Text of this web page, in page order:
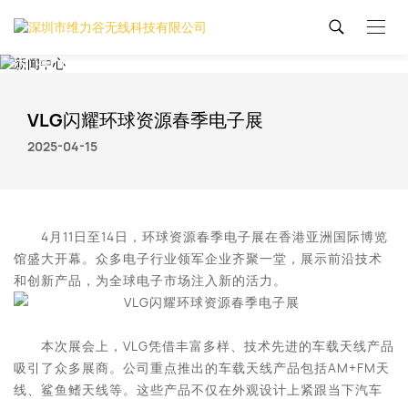
新闻中心
VLG闪耀环球资源春季电子展
2025-04-15
4月11日至14日，环球资源春季电子展在香港亚洲国际博览
馆盛大开幕。众多电子行业领军企业齐聚一堂，展示前沿技术
和创新产品，为全球电子市场注入新的活力。
本次展会上，VLG凭借丰富多样、技术先进的车载天线产品
吸引了众多展商。公司重点推出的车载天线产品包括AM+FM天
线、鲨鱼鳍天线等。这些产品不仅在外观设计上紧跟当下汽车